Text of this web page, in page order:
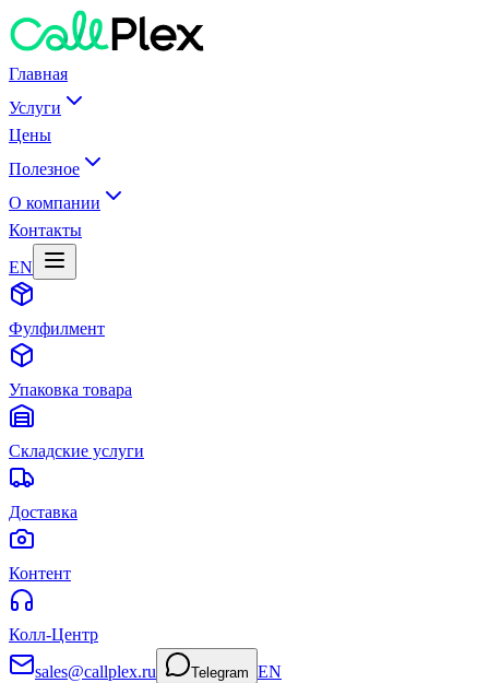
Главная
Услуги
Цены
Полезное
О компании
Контакты
EN
Фулфилмент
Упаковка товара
Складские услуги
Доставка
Контент
Колл-Центр
sales@callplex.ru
Telegram EN